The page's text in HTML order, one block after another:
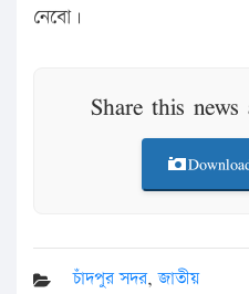
নেবো।
Share this
চাঁদপুর সদর,জাতীয়